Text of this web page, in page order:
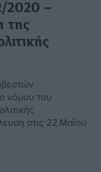
2020 –
της
νόμου του
στις 22 Μαΐου